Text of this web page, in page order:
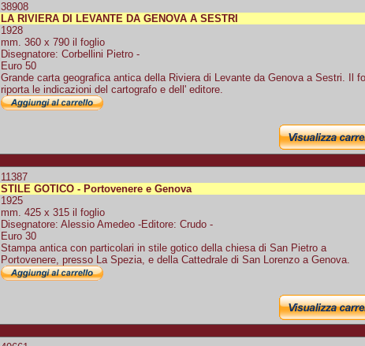
38908
LA RIVIERA DI LEVANTE DA GENOVA A SESTRI
1928
mm. 360 x 790 il foglio
Disegnatore: Corbellini Pietro -
Euro 50
Grande carta geografica antica della Riviera di Levante da Genova a Sestri. Il
riporta le indicazioni del cartografo e dell' editore.
11387
STILE GOTICO - Portovenere e Genova
1925
mm. 425 x 315 il foglio
Disegnatore: Alessio Amedeo -Editore: Crudo -
Euro 30
Stampa antica con particolari in stile gotico della chiesa di San Pietro a
Portovenere, presso La Spezia, e della Cattedrale di San Lorenzo a Genova.